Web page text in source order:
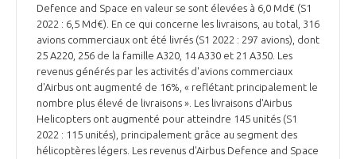
COMPÉTITIVITÉ
EMPLOI & FORMATION
ENVIRONNEMENT
INNOVATION
LES PUBLICATIONS
DOCUMENTS & BROCHURES
RAPPORTS D'ACTIVITÉS
Defence and Space en valeur se sont élevées à 6,0 Md€ (S1
2022 : 6,5 Md€). En ce qui concerne les livraisons, au total, 316
avions commerciaux ont été livrés (S1 2022 : 297 avions), dont
25 A220, 256 de la famille A320, 14 A330 et 21 A350. Les
revenus générés par les activités d'avions commerciaux
d'Airbus ont augmenté de 16%, « reflétant principalement le
nombre plus élevé de livraisons ». Les livraisons d'Airbus
Helicopters ont augmenté pour atteindre 145 unités (S1
2022 : 115 unités), principalement grâce au segment des
hélicoptères légers. Les revenus d'Airbus Defence and Space